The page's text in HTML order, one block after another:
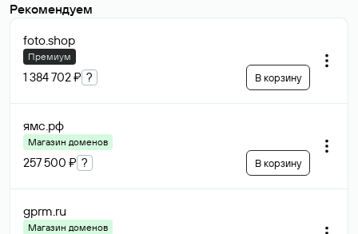
Рекомендуем
foto.shop
Премиум
1 384 702 ₽ ? В корзину
ямс.рф
Магазин доменов
257 500 ₽ ? В корзину
gprm.ru
Магазин доменов